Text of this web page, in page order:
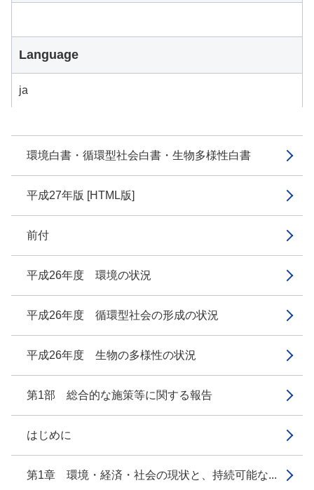
環境白書・循環型社会白書・生物多様性白書
平成27年版 [HTML版]
前付
平成26年度 環境の状況
平成26年度 循環型社会の形成の状況
平成26年度 生物の多様性の状況
第1部 総合的な施策等に関する報告
はじめに
第1章 環境・経済・社会の現状と、持続可能な...
Language
ja